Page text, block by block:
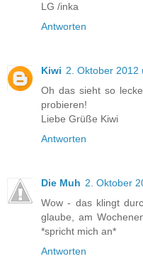
LG /inka
Antworten
Kiwi 2. Oktober 2012
Oh das sieht so
probieren!
Liebe Grüße Kiwi
Antworten
Die Muh 2. Oktober
Wow - das klingt
glaube, am
*spricht mich an*
Antworten